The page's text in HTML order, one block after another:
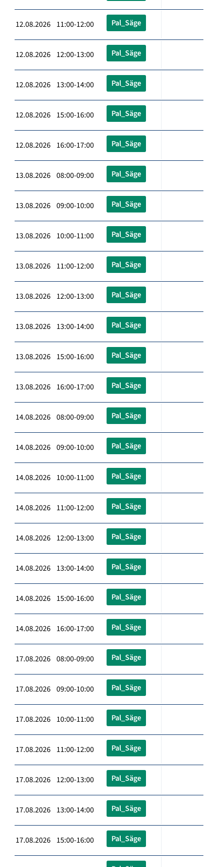
12.08.2026 11:00-12:00 Pal_Säge
12.08.2026 12:00-13:00 Pal_Säge
12.08.2026 13:00-14:00 Pal_Säge
12.08.2026 15:00-16:00 Pal_Säge
12.08.2026 16:00-17:00 Pal_Säge
13.08.2026 08:00-09:00 Pal_Säge
13.08.2026 09:00-10:00 Pal_Säge
13.08.2026 10:00-11:00 Pal_Säge
13.08.2026 11:00-12:00 Pal_Säge
13.08.2026 12:00-13:00 Pal_Säge
13.08.2026 13:00-14:00 Pal_Säge
13.08.2026 15:00-16:00 Pal_Säge
13.08.2026 16:00-17:00 Pal_Säge
14.08.2026 08:00-09:00 Pal_Säge
14.08.2026 09:00-10:00 Pal_Säge
14.08.2026 10:00-11:00 Pal_Säge
14.08.2026 11:00-12:00 Pal_Säge
14.08.2026 12:00-13:00 Pal_Säge
14.08.2026 13:00-14:00 Pal_Säge
14.08.2026 15:00-16:00 Pal_Säge
14.08.2026 16:00-17:00 Pal_Säge
17.08.2026 08:00-09:00 Pal_Säge
17.08.2026 09:00-10:00 Pal_Säge
17.08.2026 10:00-11:00 Pal_Säge
17.08.2026 11:00-12:00 Pal_Säge
17.08.2026 12:00-13:00 Pal_Säge
17.08.2026 13:00-14:00 Pal_Säge
17.08.2026 15:00-16:00 Pal_Säge